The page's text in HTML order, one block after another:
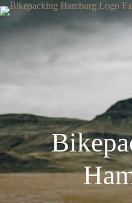
Zum
Inhalt
springen